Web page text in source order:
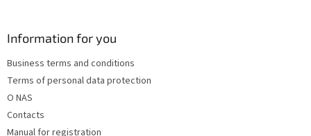
Information for you
Business terms and conditions
Terms of personal data protection
O NAS
Contacts
Manual for registration